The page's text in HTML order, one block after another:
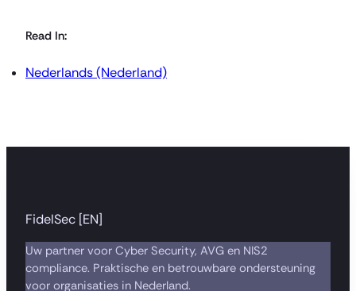
Read In:
Nederlands (Nederland)
FidelSec [EN]
Uw partner voor Cyber Security, AVG en NIS2
compliance. Praktische en betrouwbare ondersteuning
voor organisaties in Nederland.